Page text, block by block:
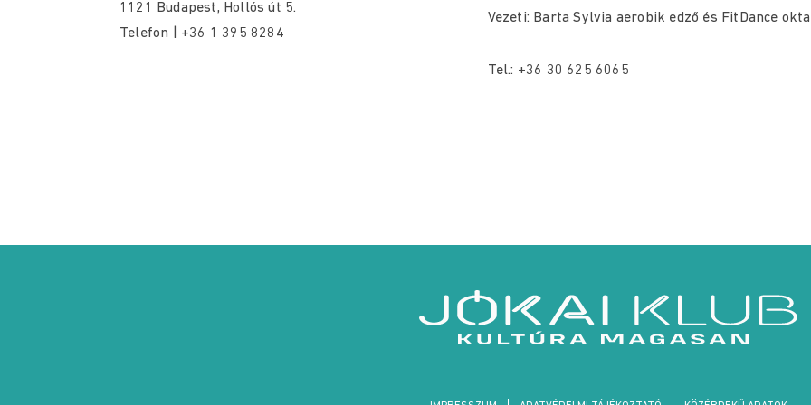
1121 Budapest, Hollós út 5.
Telefon | +36 1 395 8284
Vezeti: Barta Sylvia aerobik edző és FitDance
Tel.: +36 30 625 6065